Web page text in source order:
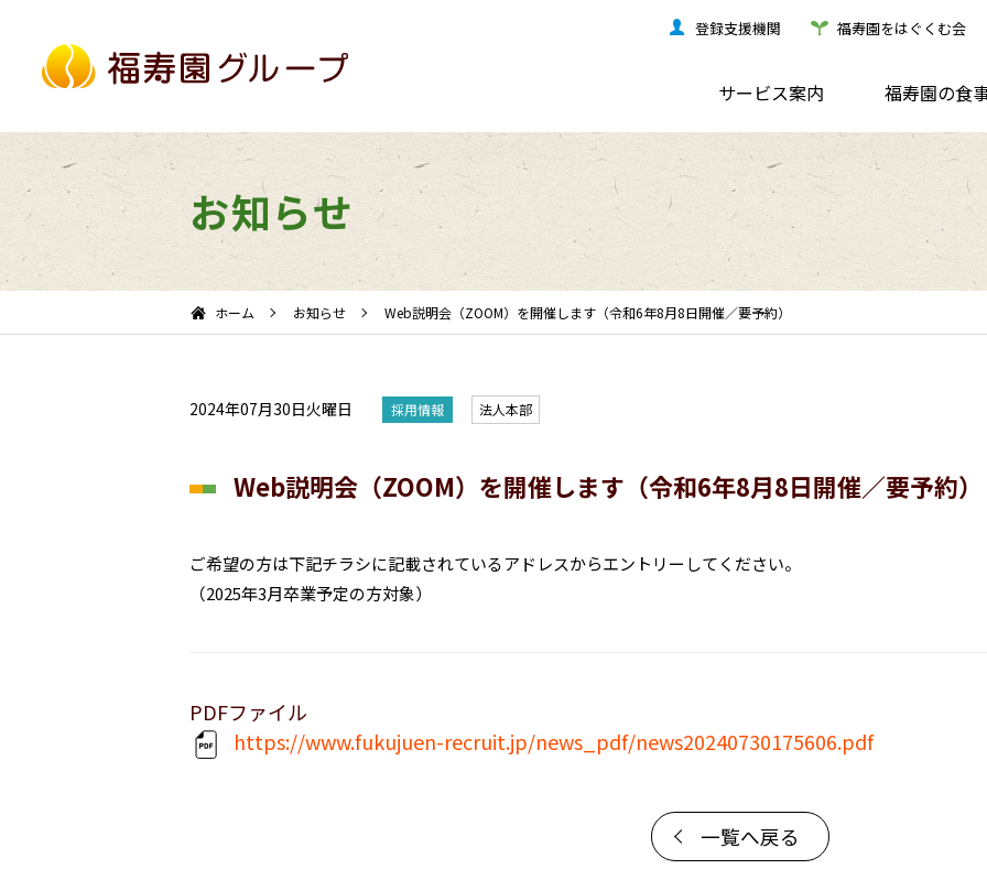
登録支援機関 福寿園をはぐくむ会
サービス案内 福寿園の食
お知らせ
ホーム お知らせ Web説明会（ZOOM）を開催します（令和6年8月8日開催／要予約）
2024年07月30日火曜日 採用情報 法人本部
Web説明会（ZOOM）を開催します（令和6年8月8日開催／要予約）
ご希望の方は下記チラシに記載されているアドレスからエントリーしてください。
（2025年3月卒業予定の方対象）
PDFファイル
https://www.fukujuen-recruit.jp/news_pdf/news20240730175606.pdf
一覧へ戻る